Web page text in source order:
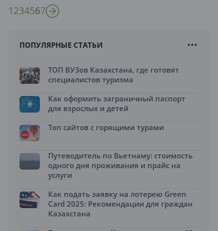
1234567
ПОПУЛЯРНЫЕ СТАТЬИ
ТОП ВУЗов Казахстана, где готовят
специалистов туризма
Как оформить заграничный паспорт
для взрослых и детей
Топ сайтов с горящими турами
Путеводитель по Вьетнаму: стоимость
одного дня проживания и прайс на
услуги
Как подать заявку на лотерею Green
Card 2025: Рекомендации для граждан
Казахстана